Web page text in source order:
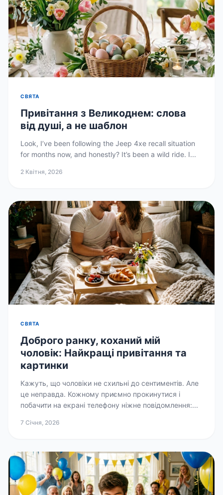
СВЯТА
Привітання з Великоднем: слова
від душі, а не шаблон
Look, I’ve been following the Jeep 4xe recall situation
for months now, and honestly? It’s been a wild ride. I...
2 Квітня, 2026
СВЯТА
Доброго ранку, коханий мій
чоловік: Найкращі привітання та
картинки
Кажуть, що чоловіки не схильні до сентиментів. Але
це неправда. Кожному приємно прокинутися і
побачити на екрані телефону ніжне повідомлення:...
7 Січня, 2026